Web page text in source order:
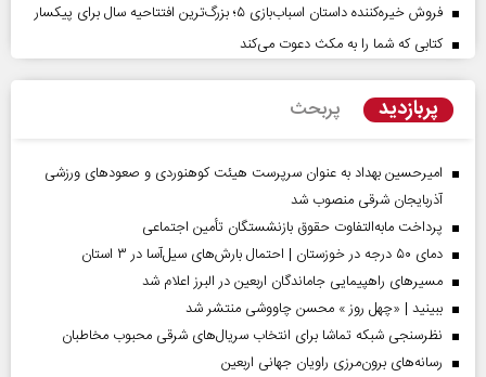
فروش خیره‌کننده داستان اسباب‌بازی ۵؛ بزرگ‌ترین افتتاحیه سال برای پیکسار
کتابی که شما را به مکث دعوت می‌کند
پربازدید پربحث
امیرحسین بهداد به عنوان سرپرست هیئت کوهنوردی و صعودهای ورزشی
آذربایجان شرقی منصوب شد
پرداخت مابه‌التفاوت حقوق بازنشستگان تأمین اجتماعی
دمای ۵۰ درجه در خوزستان | احتمال بارش‌های سیل‌آسا در ۳ استان
مسیر‌های راهپیمایی جاماندگان اربعین در البرز اعلام شد
ببینید | «چهل روز » محسن چاووشی منتشر شد
نظرسنجی شبکه تماشا برای انتخاب سریال‌های شرقی محبوب مخاطبان
رسانه‌های برون‌مرزی راویان جهانی اربعین